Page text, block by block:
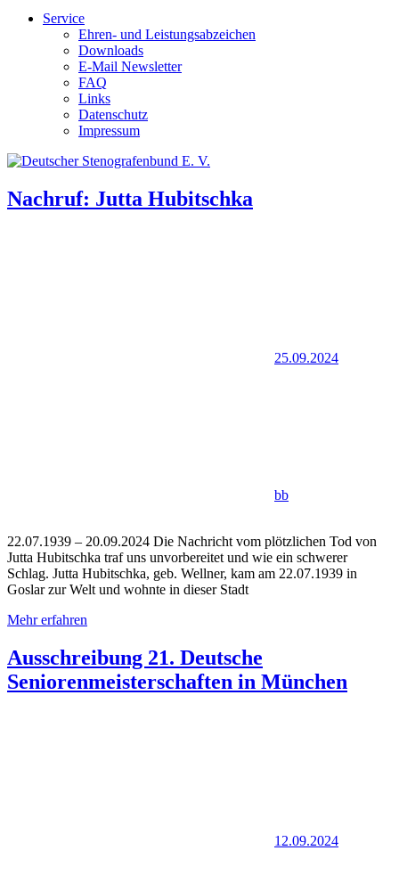
Service
Ehren- und Leistungsabzeichen
Downloads
E-Mail Newsletter
FAQ
Links
Datenschutz
Impressum
Nachruf: Jutta Hubitschka
25.09.2024
bb
22.07.1939 – 20.09.2024 Die Nachricht vom plötzlichen Tod von
Jutta Hubitschka traf uns unvorbereitet und wie ein schwerer
Schlag. Jutta Hubitschka, geb. Wellner, kam am 22.07.1939 in
Goslar zur Welt und wohnte in dieser Stadt
Mehr erfahren
Ausschreibung 21. Deutsche
Seniorenmeisterschaften in München
12.09.2024